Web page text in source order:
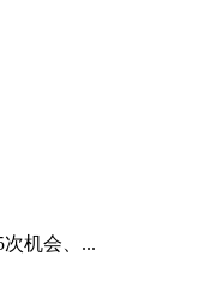
机会、...